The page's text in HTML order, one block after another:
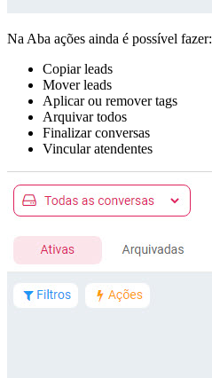
Na Aba ações ainda é possível fazer:
Copiar leads
Mover leads
Aplicar ou remover tags
Arquivar todos
Finalizar conversas
Vincular atendentes